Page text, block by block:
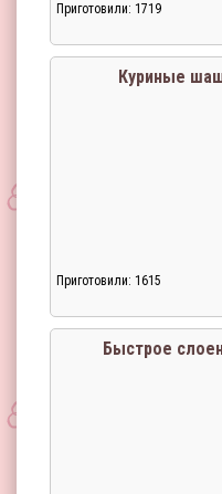
Приготовили: 1719
Куриные
Приготовили: 1615
Быстрое